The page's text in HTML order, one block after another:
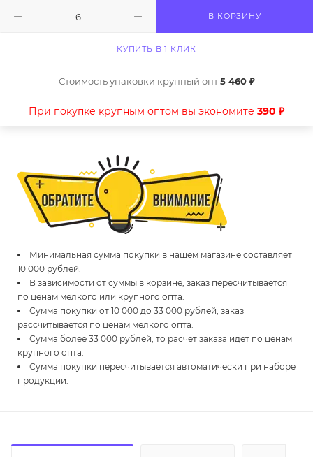
В КОРЗИНУ
КУПИТЬ В 1 КЛИК
Стоимость упаковки крупный опт5 460 ₽
При покупке крупным оптом вы экономите 390 ₽
Минимальная сумма покупки в нашем магазине составляет
10 000 рублей.
В зависимости от суммы в корзине, заказ пересчитывается
по ценам мелкого или крупного опта.
Сумма покупки от 10 000 до 33 000 рублей, заказ
рассчитывается по ценам мелкого опта.
Сумма более 33 000 рублей, то расчет заказа идет по ценам
крупного опта.
Сумма покупки пересчитывается автоматически при наборе
продукции.